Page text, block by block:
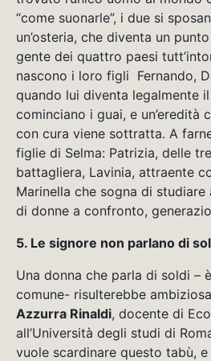
“come suonarle”, i due si
un’osteria, che diventa un
gente dei quattro paesi
nascono i loro figli Fernando,
quando lui diventa legalmente
cominciano i guai, e un’eredità
con cura viene sottratta. A
figlie di Selma: Patrizia, delle
battagliera, Lavinia, attraente
Marinella che sogna di studiare
di donne a confronto,
5. Le signore non parlano di
Una donna che parla di soldi –
comune- risulterebbe
Azzurra Rinaldi, docente di
all’Università degli studi di
vuole scardinare questo tabù,